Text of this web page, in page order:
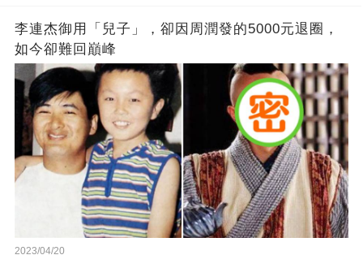
李連杰御用「兒子」，卻因周潤發的5000元退圈，
如今卻難回巔峰
2023/04/20